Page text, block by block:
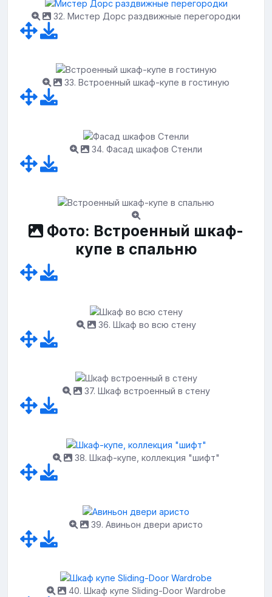
32. Мистер Дорс раздвижные перегородки
33. Встроенный шкаф-купе в гостиную
34. Фасад шкафов Стенли
Фото: Встроенный шкаф-
купе в спальню
36. Шкаф во всю стену
37. Шкаф встроенный в стену
38. Шкаф-купе, коллекция "шифт"
39. Авиньон двери аристо
40. Шкаф купе Sliding-Door Wardrobe